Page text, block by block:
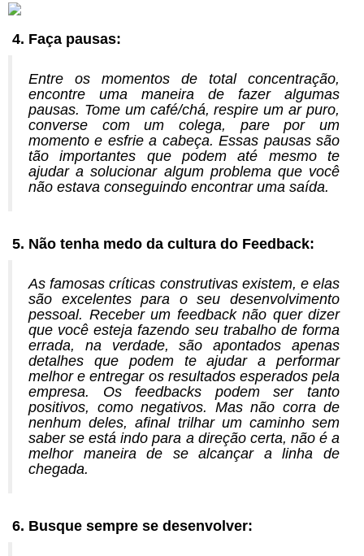
4. Faça pausas:
Entre os momentos de total concentração,
encontre uma maneira de fazer algumas
pausas. Tome um café/chá, respire um ar puro,
converse com um colega, pare por um
momento e esfrie a cabeça. Essas pausas são
tão importantes que podem até mesmo te
ajudar a solucionar algum problema que você
não estava conseguindo encontrar uma saída.
5. Não tenha medo da cultura do Feedback:
As famosas críticas construtivas existem, e elas
são excelentes para o seu desenvolvimento
pessoal. Receber um feedback não quer dizer
que você esteja fazendo seu trabalho de forma
errada, na verdade, são apontados apenas
detalhes que podem te ajudar a performar
melhor e entregar os resultados esperados pela
empresa. Os feedbacks podem ser tanto
positivos, como negativos. Mas não corra de
nenhum deles, afinal trilhar um caminho sem
saber se está indo para a direção certa, não é a
melhor maneira de se alcançar a linha de
chegada.
6. Busque sempre se desenvolver: